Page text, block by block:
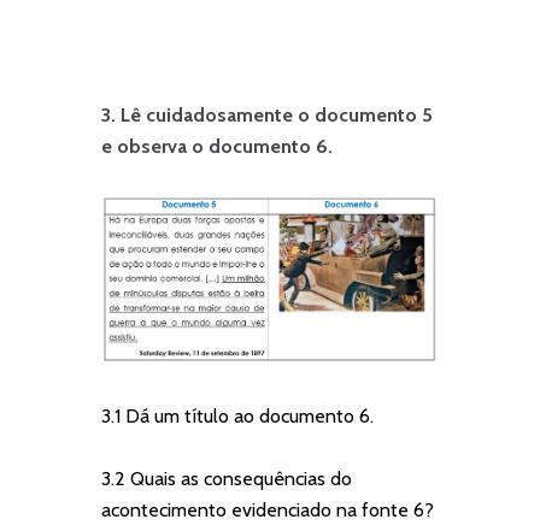
3. Lê cuidadosamente o documento 5
e observa o documento 6.
3.1 Dá um título ao documento 6.
3.2 Quais as consequências do
acontecimento evidenciado na fonte 6?